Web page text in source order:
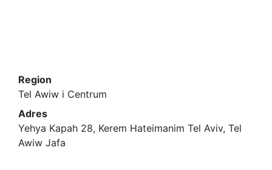
Region
Tel Awiw i Centrum
Adres
Yehya Kapah 28, Kerem Hateimanim Tel Aviv, Tel
Awiw Jafa